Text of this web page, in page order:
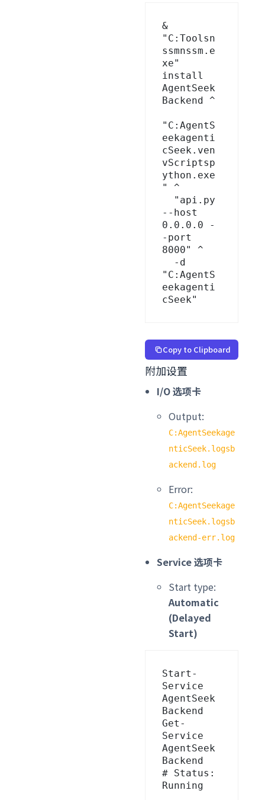
&
"C:Toolsn
ssmnssm.e
xe"
install
AgentSeek
Backend ^
"C:AgentS
eekagenti
cSeek.ven
vScriptsp
ython.exe
" ^
--host
0.0.0.0 -
-port
8000" ^
"C:AgentS
eekagenti
cSeek"
Copy to Clipboard
附加设置
I/O 选项卡
Output:
C:AgentSeekage
nticSeek.logsb
ackend.log
Error:
C:AgentSeekage
nticSeek.logsb
ackend-err.log
Service 选项卡
Start type:
Automatic
(Delayed
Start)
Start-
Service
AgentSeek
Backend
Get-
Service
AgentSeek
Backend
# Status:
Running